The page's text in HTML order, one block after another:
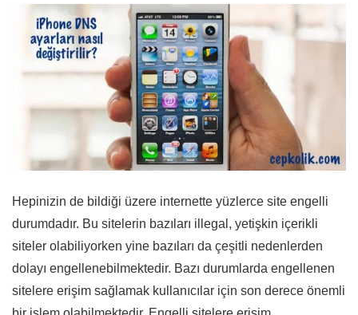
Hepinizin de bildiği üzere internette yüzlerce site engelli
durumdadır. Bu sitelerin bazıları illegal, yetişkin içerikli
siteler olabiliyorken yine bazıları da çeşitli nedenlerden
dolayı engellenebilmektedir. Bazı durumlarda engellenen
sitelere erişim sağlamak kullanıcılar için son derece önemli